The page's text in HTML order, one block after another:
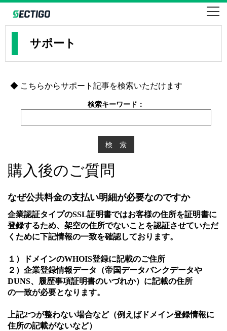
SSLならセクティゴ・コモドのEV・企業・ドメイン認証
サポート
◆ こちらからサポート記事を検索いただけます
検索キーワード：
購入後のご質問
なぜ公共料金の支払い明細が必要なのですか
企業認証タイプのSSL証明書ではお客様の住所を証明書に
登録するため、架空の住所でないことを認証させていただ
くために下記情報の一致を確認しております。
１）ドメインのWHOIS登録に記載のご住所
２）企業登録情報データ（帝国データバンクデータや
DUNS、履歴事項証明書のいづれか）に記載の住所
の一致が必要となります。
上記2つが整わない場合など（例えばドメイン登録情報に
住所の記載がないなど）